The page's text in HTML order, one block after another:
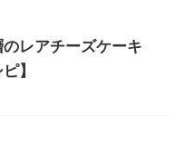
レアチーズケーキ
】